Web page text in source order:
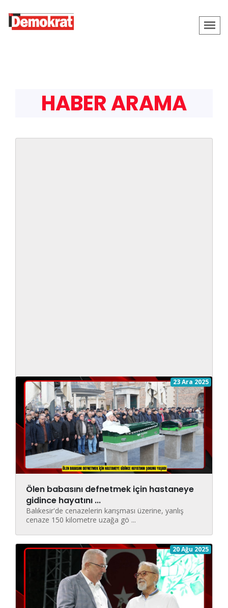
HABER ARAMA
23 Ara 2025
Ölen babasını defnetmek için hastaneye
gidince hayatını ...
Balıkesir'de cenazelerin karışması üzerine, yanlış
cenaze 150 kilometre uzağa gö ...
20 Ağu 2025